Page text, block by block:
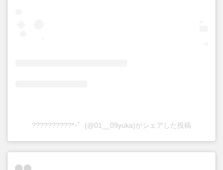
??????????*･゜(@01__09yuka)がシェアした投稿